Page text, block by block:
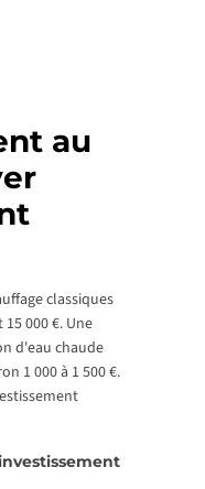
au
classiques
000 €. Une
d'eau chaude
1 000 à 1 500 €.